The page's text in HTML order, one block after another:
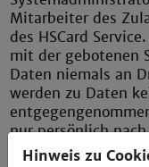
Mitarbeiter des
des HSCard
mit der gebotenen
Daten niemals an
werden zu Daten
nur persönlich
Hinweis zu